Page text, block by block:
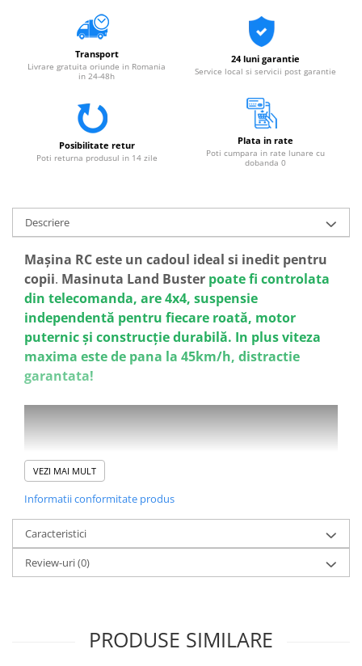
Transport
Livrare gratuita oriunde in Romania
in 24-48h
24 luni garantie
Service local si servicii post garantie
Posibilitate retur
Poti returna produsul in 14 zile
Plata in rate
Poti cumpara in rate lunare cu
dobanda 0
Descriere
Mașina RC este un cadoul ideal si inedit pentru
copii. Masinuta Land Buster poate fi controlata
din telecomanda, are 4x4, suspensie
independentă pentru fiecare roată, motor
puternic și construcție durabilă. In plus viteza
maxima este de pana la 45km/h, distractie
garantata!
VEZI MAI MULT
Informatii conformitate produs
Caracteristici
Review-uri(0)
PRODUSE SIMILARE